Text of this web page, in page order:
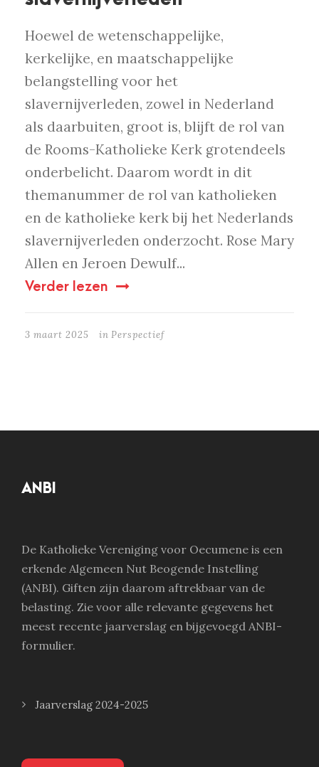
Hoewel de wetenschappelijke,
kerkelijke, en maatschappelijke
belangstelling voor het
slavernijverleden, zowel in Nederland
als daarbuiten, groot is, blijft de rol van
de Rooms-Katholieke Kerk grotendeels
onderbelicht. Daarom wordt in dit
themanummer de rol van katholieken
en de katholieke kerk bij het Nederlands
slavernijverleden onderzocht. Rose Mary
Allen en Jeroen Dewulf...
Verder lezen
3 maart 2025 in Perspectief
ANBI
De Katholieke Vereniging voor Oecumene is een
erkende Algemeen Nut Beogende Instelling
(ANBI). Giften zijn daarom aftrekbaar van de
belasting. Zie voor alle relevante gegevens het
meest recente jaarverslag en bijgevoegd ANBI-
formulier.
Jaarverslag 2024-2025